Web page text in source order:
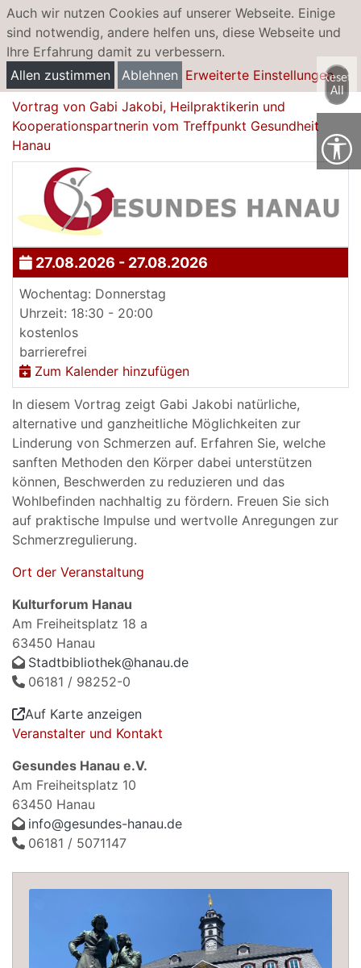
Auch wir nutzen Cookies auf unserer Webseite. Einige
sind notwendig, andere helfen uns, diese Webseite und
Ihre Erfahrung damit zu verbessern.
Allen zustimmen
Ablehnen Erweiterte Einstellungen
Sanfte Wege aus dem Schmerz, die
natürliche Alternative
Vortrag von Gabi Jakobi, Heilpraktikerin und
Kooperationspartnerin vom Treffpunkt Gesundheit
Hanau
27.08.2026 - 27.08.2026
Wochentag: Donnerstag
Uhrzeit: 18:30 - 20:00
kostenlos
barrierefrei
Zum Kalender hinzufügen
In diesem Vortrag zeigt Gabi Jakobi natürliche,
alternative und ganzheitliche Möglichkeiten zur
Linderung von Schmerzen auf. Erfahren Sie, welche
sanften Methoden den Körper dabei unterstützen
können, Beschwerden zu reduzieren und das
Wohlbefinden nachhaltig zu fördern. Freuen Sie sich
auf praktische Impulse und wertvolle Anregungen zur
Schmerzregulierung.
Ort der Veranstaltung
Kulturforum Hanau
Am Freiheitsplatz 18 a
63450 Hanau
Stadtbibliothek@hanau.de
06181 / 98252-0
Auf Karte anzeigen
Veranstalter und Kontakt
Gesundes Hanau e.V.
Am Freiheitsplatz 10
63450 Hanau
info@gesundes-hanau.de
06181 / 5071147
Reset
All